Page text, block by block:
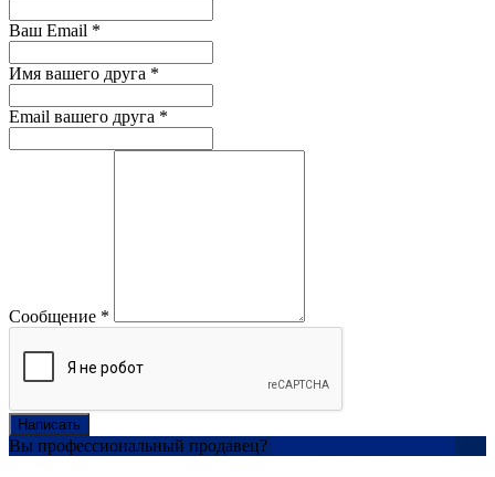
Ваш Email *
Имя вашего друга *
Email вашего друга *
Сообщение *
Написать
Вы профессиональный продавец?